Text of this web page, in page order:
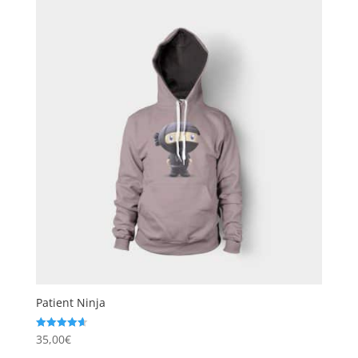
Patient Ninja
Note
4.67
35,00€